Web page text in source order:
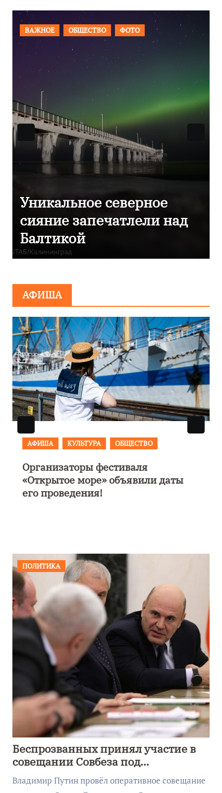
ВАЖНОЕ ОБЩЕСТВО ФОТО
Фотокадры, как
Калининград завалило
после снежного бурана
АФИША
АФИША
В Калининграде пройдет
фестиваль искусств «Зимние
каникулы на Балтике»
ПОЛИТИКА
Беспрозванных принял участие в
совещании Совбеза под
руководством Путина
Владимир Путин провёл оперативное совещание